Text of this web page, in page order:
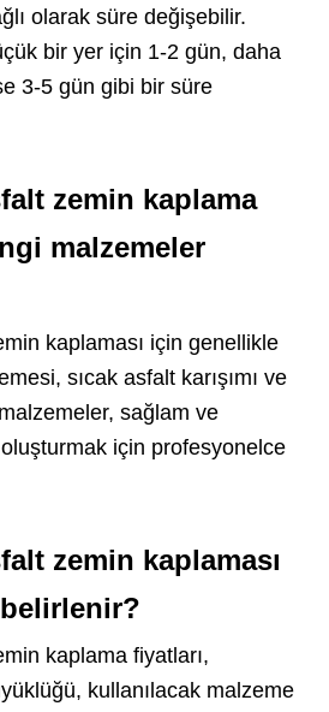
olarak süre değişebilir.
bir yer için 1-2 gün, daha
3-5 gün gibi bir süre
zemin kaplama
malzemeler
kaplaması için genellikle
sıcak asfalt karışımı ve
sağlam ve
için profesyonelce
zemin kaplaması
belirlenir?
kaplama fiyatları,
kullanılacak malzeme